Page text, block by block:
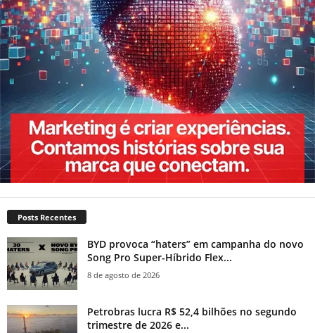
Posts Recentes
BYD provoca “haters” em campanha do novo
Song Pro Super-Híbrido Flex...
8 de agosto de 2026
Petrobras lucra R$ 52,4 bilhões no segundo
trimestre de 2026 e...